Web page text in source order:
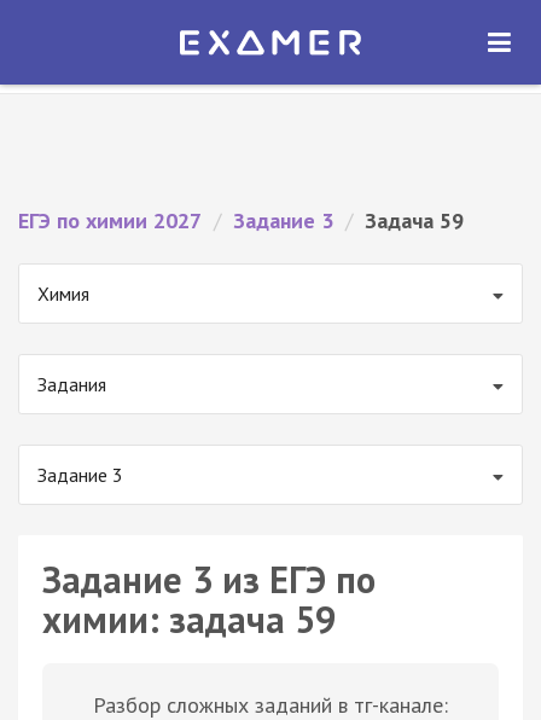
Экзамер — ЕГЭ 2027
ОТКРЫТЬ
ЕГЭ по химии 2027 / Задание 3 / Задача 59
Химия
Задания
Задание 3
Задание 3 из ЕГЭ по
химии: задача 59
Разбор сложных заданий в тг-канале: